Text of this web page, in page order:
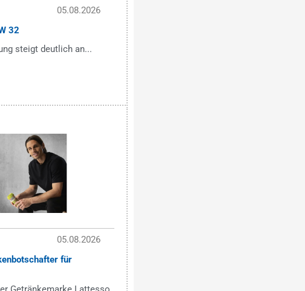
05.08.2026
32
steigt deutlich an...
05.08.2026
für